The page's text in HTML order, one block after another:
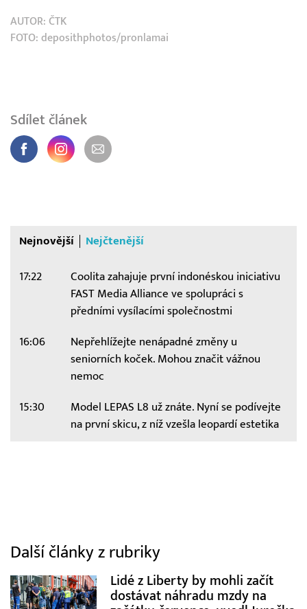
AUTOR: ČTK
FOTO: deposithphotos/pronlamai
Sdílet článek
Nejnovější Nejčtenější
17:22
Coolita zahajuje první indonéskou iniciativu
FAST Media Alliance ve spolupráci s
předními vysílacími společnostmi
16:06
Nepřehlížejte nenápadné změny u
seniorních koček. Mohou značit vážnou
nemoc
15:30
Model LEPAS L8 už znáte. Nyní se podívejte
na první skicu, z níž vzešla leopardí estetika
Další články z rubriky
Lidé z Liberty by mohli začít
dostávat náhradu mzdy na